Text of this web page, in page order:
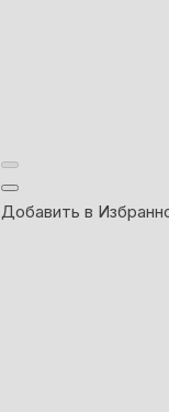
Добавить в